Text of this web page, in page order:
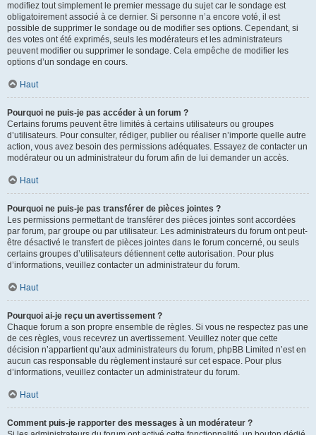
modifiez tout simplement le premier message du sujet car le sondage est
obligatoirement associé à ce dernier. Si personne n’a encore voté, il est
possible de supprimer le sondage ou de modifier ses options. Cependant, si
des votes ont été exprimés, seuls les modérateurs et les administrateurs
peuvent modifier ou supprimer le sondage. Cela empêche de modifier les
options d’un sondage en cours.
Haut
Pourquoi ne puis-je pas accéder à un forum ?
Certains forums peuvent être limités à certains utilisateurs ou groupes
d’utilisateurs. Pour consulter, rédiger, publier ou réaliser n’importe quelle autre
action, vous avez besoin des permissions adéquates. Essayez de contacter un
modérateur ou un administrateur du forum afin de lui demander un accès.
Haut
Pourquoi ne puis-je pas transférer de pièces jointes ?
Les permissions permettant de transférer des pièces jointes sont accordées
par forum, par groupe ou par utilisateur. Les administrateurs du forum ont peut-
être désactivé le transfert de pièces jointes dans le forum concerné, ou seuls
certains groupes d’utilisateurs détiennent cette autorisation. Pour plus
d’informations, veuillez contacter un administrateur du forum.
Haut
Pourquoi ai-je reçu un avertissement ?
Chaque forum a son propre ensemble de règles. Si vous ne respectez pas une
de ces règles, vous recevrez un avertissement. Veuillez noter que cette
décision n’appartient qu’aux administrateurs du forum, phpBB Limited n’est en
aucun cas responsable du règlement instauré sur cet espace. Pour plus
d’informations, veuillez contacter un administrateur du forum.
Haut
Comment puis-je rapporter des messages à un modérateur ?